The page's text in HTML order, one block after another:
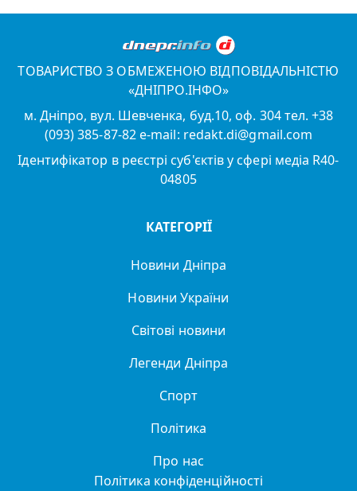
ТОВАРИСТВО З ОБМЕЖЕНОЮ ВІДПОВІДАЛЬНІСТЮ
«ДНІПРО.ІНФО»
м. Дніпро, вул. Шевченка, буд.10, оф. 304 тел. +38
(093) 385-87-82 e-mail: redakt.di@gmail.com
Ідентифікатор в реєстрі суб'єктів у сфері медіа R40-
04805
КАТЕГОРІЇ
Новини Дніпра
Новини України
Світові новини
Легенди Дніпра
Спорт
Політика
Про нас
Політика конфіденційності